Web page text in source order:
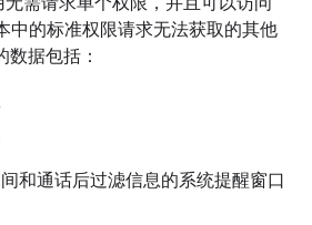
中的标准权限请求无法获取的其他
数据包括：
和通话后过滤信息的系统提醒窗口